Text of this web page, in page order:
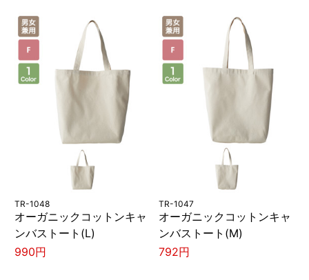
TR-1048
オーガニックコットンキャ
ンバストート(L)
990円
TR-1047
オーガニックコットンキャ
ンバストート(M)
792円